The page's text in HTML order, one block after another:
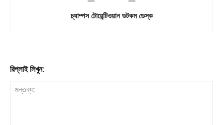
চ্যাম্পস টোয়েন্টিওয়ান ডটকম ডেস্ক
রিপ্লাই লিখুন: